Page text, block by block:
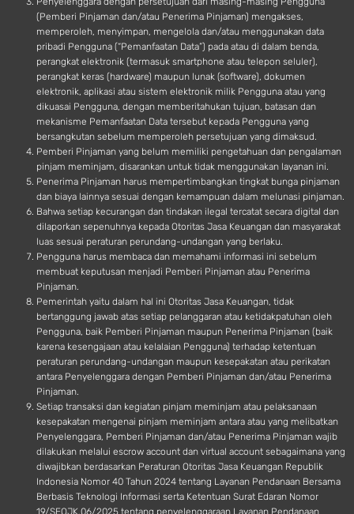
(Pemberi Pinjaman dan/atau Penerima Pinjaman) mengakses,
memperoleh, menyimpan, mengelola dan/atau menggunakan data
pribadi Pengguna (“Pemanfaatan Data”) pada atau di dalam benda,
perangkat elektronik (termasuk smartphone atau telepon seluler),
perangkat keras (hardware) maupun lunak (software), dokumen
elektronik, aplikasi atau sistem elektronik milik Pengguna atau yang
dikuasai Pengguna, dengan memberitahukan tujuan, batasan dan
mekanisme Pemanfaatan Data tersebut kepada Pengguna yang
bersangkutan sebelum memperoleh persetujuan yang dimaksud.
Pemberi Pinjaman yang belum memiliki pengetahuan dan pengalaman
pinjam meminjam, disarankan untuk tidak menggunakan layanan ini.
Penerima Pinjaman harus mempertimbangkan tingkat bunga pinjaman
dan biaya lainnya sesuai dengan kemampuan dalam melunasi pinjaman.
Bahwa setiap kecurangan dan tindakan ilegal tercatat secara digital dan
dilaporkan sepenuhnya kepada Otoritas Jasa Keuangan dan masyarakat
luas sesuai peraturan perundang-undangan yang berlaku.
Pengguna harus membaca dan memahami informasi ini sebelum
membuat keputusan menjadi Pemberi Pinjaman atau Penerima
Pinjaman.
Pemerintah yaitu dalam hal ini Otoritas Jasa Keuangan, tidak
bertanggung jawab atas setiap pelanggaran atau ketidakpatuhan oleh
Pengguna, baik Pemberi Pinjaman maupun Penerima Pinjaman (baik
karena kesengajaan atau kelalaian Pengguna) terhadap ketentuan
peraturan perundang-undangan maupun kesepakatan atau perikatan
antara Penyelenggara dengan Pemberi Pinjaman dan/atau Penerima
Pinjaman.
Setiap transaksi dan kegiatan pinjam meminjam atau pelaksanaan
kesepakatan mengenai pinjam meminjam antara atau yang melibatkan
Penyelenggara, Pemberi Pinjaman dan/atau Penerima Pinjaman wajib
dilakukan melalui escrow account dan virtual account sebagaimana yang
diwajibkan berdasarkan Peraturan Otoritas Jasa Keuangan Republik
Indonesia Nomor 40 Tahun 2024 tentang Layanan Pendanaan Bersama
Berbasis Teknologi Informasi serta Ketentuan Surat Edaran Nomor
19/SEOJK.06/2025 tentang penyelenggaraan Layanan Pendanaan